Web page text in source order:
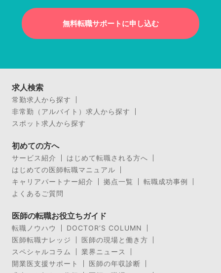
無料転職サポートに申し込む
求人検索
常勤求人から探す
非常勤（アルバイト）求人から探す
スポット求人から探す
初めての方へ
サービス紹介
はじめて転職される方へ
はじめての医師転職マニュアル
キャリアパートナー紹介
拠点一覧
転職成功事例
よくあるご質問
医師の転職お役立ちガイド
転職ノウハウ
DOCTOR’S COLUMN
医師転職ナレッジ
医師の現場と働き方
スペシャルコラム
業界ニュース
開業医支援サポート
医師の年収診断